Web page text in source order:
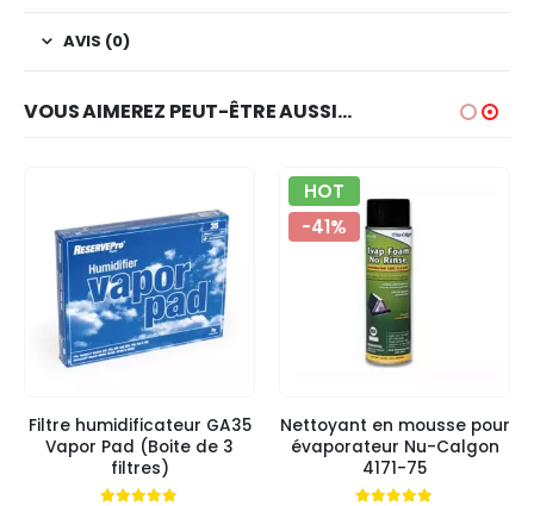
AVIS (0)
VOUS AIMEREZ PEUT-ÊTRE AUSSI…
Filtre humidificateur GA35
Vapor Pad (Boite de 3
filtres)
HOT
-41%
Nettoyant en mousse pour
évaporateur Nu-Calgon
4171-75